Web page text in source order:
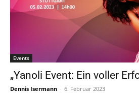
Events
„Yanoli Event: Ein voller
Dennis Isermann - 6. Februar 2023